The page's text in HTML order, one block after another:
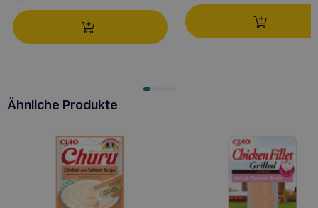
Ähnliche Produkte